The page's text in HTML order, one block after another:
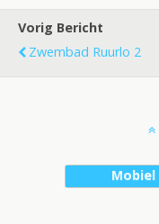
Vorig Bericht
Zwembad Ruurlo 2
Mobiel